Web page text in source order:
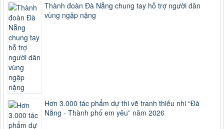
Thành đoàn Đà Nẵng chung tay hỗ trợ người dân
vùng ngập nặng
Hơn 3.000 tác phẩm dự thi vẽ tranh thiếu nhi “Đà
Nẵng - Thành phố em yêu” năm 2026